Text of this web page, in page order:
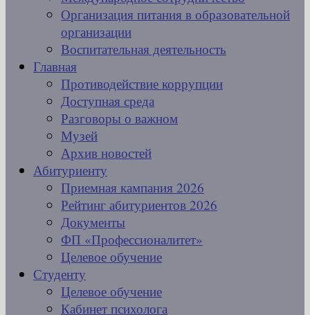
Организация питания в образовательной
организации
Воспитательная деятельность
Главная
Противодействие коррупции
Доступная среда
Разговоры о важном
Музей
Архив новостей
Абитуриенту
Приемная кампания 2026
Рейтинг абитуриентов 2026
Документы
ФП «Профессионалитет»
Целевое обучение
Студенту
Целевое обучение
Кабинет психолога